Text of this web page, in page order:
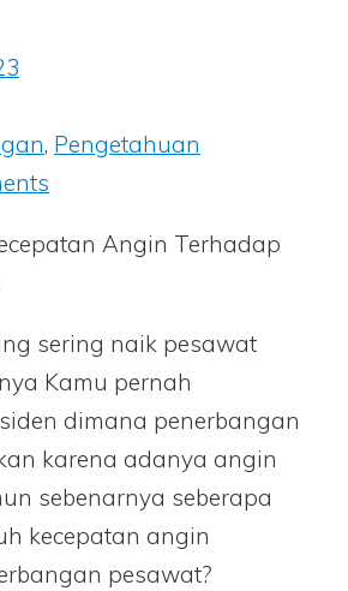
, Pengetahuan
sering naik pesawat
Kamu pernah
dimana penerbangan
karena adanya angin
sebenarnya seberapa
kecepatan angin
pesawat?